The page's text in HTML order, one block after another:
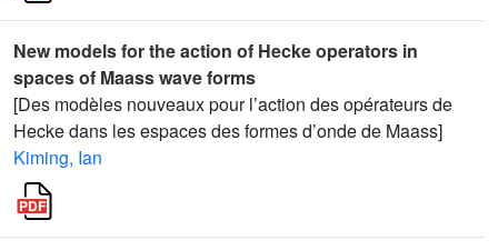
New models for the action of Hecke operators in
spaces of Maass wave forms
[Des modèles nouveaux pour l’action des opérateurs de
Hecke dans les espaces des formes d’onde de Maass]
Kiming, Ian